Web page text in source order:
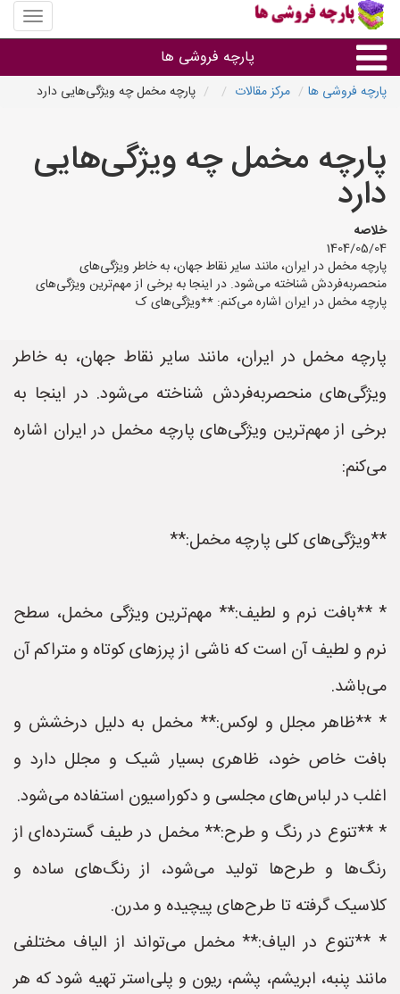
منوی
سایت
فروشی
پارچه فروشی ها
پارچه براساس رنگ طرح و کاربرد
پارچه فروشی ها مرکز مقالات پارچه مخمل چه ویژگی‌هایی دارد
پارچه مخمل چه ویژگی‌هایی
دارد
خلاصه
1404/05/04
پارچه مخمل در ایران، مانند سایر نقاط جهان، به خاطر ویژگی‌های
منحصربه‌فردش شناخته می‌شود. در اینجا به برخی از مهم‌ترین ویژگی‌های
پارچه مخمل در ایران اشاره می‌کنم: **ویژگی‌های ک
پارچه مخمل در ایران، مانند سایر نقاط جهان، به خاطر
ویژگی‌های منحصربه‌فردش شناخته می‌شود. در اینجا به
برخی از مهم‌ترین ویژگی‌های پارچه مخمل در ایران اشاره
می‌کنم:
**ویژگی‌های کلی پارچه مخمل:**
* **بافت نرم و لطیف:** مهم‌ترین ویژگی مخمل، سطح
نرم و لطیف آن است که ناشی از پرزهای کوتاه و متراکم آن
می‌باشد.
* **ظاهر مجلل و لوکس:** مخمل به دلیل درخشش و
بافت خاص خود، ظاهری بسیار شیک و مجلل دارد و
اغلب در لباس‌های مجلسی و دکوراسیون استفاده می‌شود.
* **تنوع در رنگ و طرح:** مخمل در طیف گسترده‌ای از
رنگ‌ها و طرح‌ها تولید می‌شود، از رنگ‌های ساده و
کلاسیک گرفته تا طرح‌های پیچیده و مدرن.
* **تنوع در الیاف:** مخمل می‌تواند از الیاف مختلفی
مانند پنبه، ابریشم، پشم، ریون و پلی‌استر تهیه شود که هر